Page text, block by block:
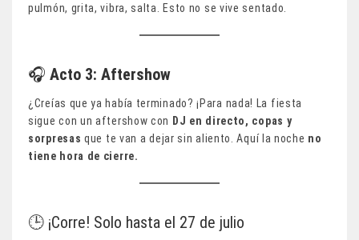
pulmón, grita, vibra, salta. Esto no se vive sentado.
🎧 Acto 3: Aftershow
¿Creías que ya había terminado? ¡Para nada! La fiesta
sigue con un aftershow con DJ en directo, copas y
sorpresas que te van a dejar sin aliento. Aquí la noche no
tiene hora de cierre.
🕒 ¡Corre! Solo hasta el 27 de julio